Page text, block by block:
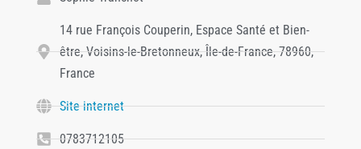
14 rue François Couperin, Espace Santé et Bien-
être, Voisins-le-Bretonneux, Île-de-France, 78960,
France
Site internet
0783712105